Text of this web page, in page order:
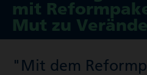
mit
Mut zu
"Mit dem